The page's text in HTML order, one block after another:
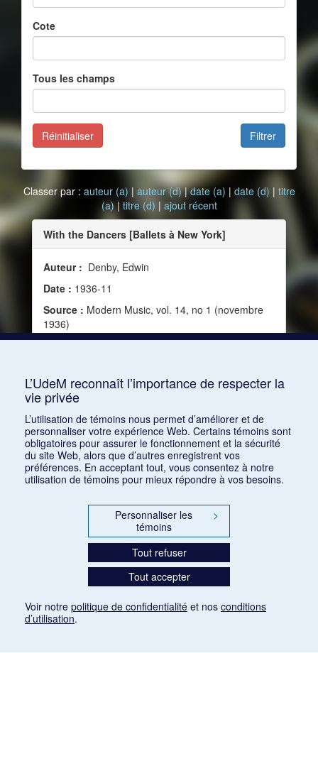
Cote
Tous les champs
Filtrer
Réinitialiser
Classer par : auteur (a) | auteur (d)|date (a) | date (d) | titre
(a)| titre (d) | ajout récent
With the Dancers [Ballets à New York]
Auteur : Denby, Edwin
Date : 1936-11
Source : Modern Music, vol. 14, no 1 (novembre
1936)
L’UdeM reconnaît l’importance de respecter la
vie privée
L’utilisation de témoins nous permet d’améliorer et de
personnaliser votre expérience Web. Certains témoins sont
obligatoires pour assurer le fonctionnement et la sécurité
du site Web, alors que d’autres enregistrent vos
préférences. En acceptant tout, vous consentez à notre
utilisation de témoins pour mieux répondre à vos besoins.
Personnaliser les
témoins
>
Tout refuser
Tout accepter
Voir notre politique de confidentialité et nos conditions
d’utilisation.